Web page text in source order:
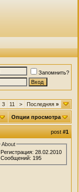
Запомнить?
3 11 > Последняя »
Опции просмотра
post#1
About
Регистрация: 28.02.2010
Сообщений: 195